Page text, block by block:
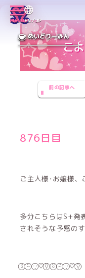
MENUEN／JP
めいどりーみん
前の記事へ
876日目
ご主人様･お嬢様、
多分こちらはS+発
されそうな予感の
⍤⃝ ⍨⃝ ∵⃝♡⍢⃝ ⍤⃝ ⍨⃝ ∵⃝♡⍢⃝